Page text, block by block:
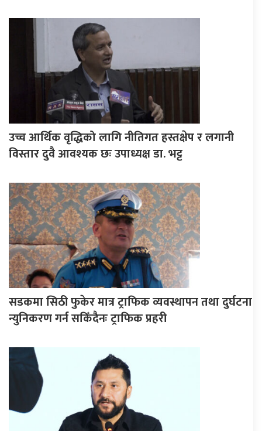
उच्च आर्थिक वृद्धिको लागि नीतिगत हस्तक्षेप र लगानी
विस्तार दुवै आवश्यक छः उपाध्यक्ष डा. भट्ट
सडकमा सिठी फुकेर मात्र ट्राफिक व्यवस्थापन तथा दुर्घटना
न्युनिकरण गर्न सकिँदैनः ट्राफिक प्रहरी